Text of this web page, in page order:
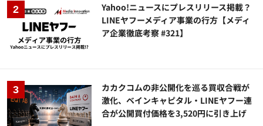
Yahoo!ニュースにプレスリリース掲載？
LINEヤフーメディア事業の行方【メディ
ア企業徹底考察 #321】
カカクコムの非公開化を巡る買収合戦が
激化、ベインキャピタル・LINEヤフー連
合が公開買付価格を3,520円に引き上げ